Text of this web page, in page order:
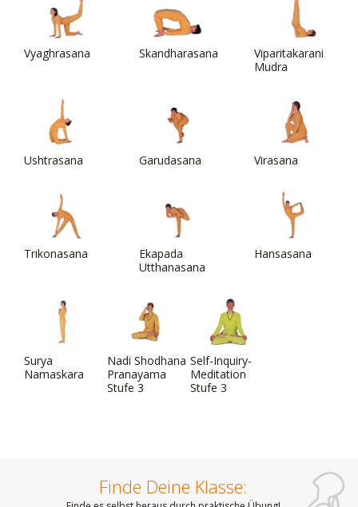
Vyaghrasana Skandharasana
Viparitakarani
Mudra
Ushtrasana Garudasana Virasana
Trikonasana
Ekapada
Utthanasana
Hansasana
Surya
Namaskara
Nadi Shodhana
Pranayama
Stufe 3
Self-Inquiry-
Meditation
Stufe 3
Finde Deine Klasse: